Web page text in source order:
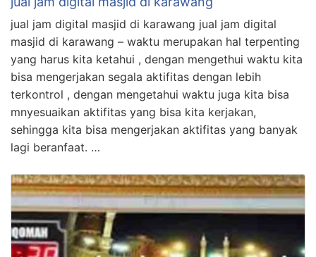
jual jam digital masjid di karawang jual jam digital
masjid di karawang – waktu merupakan hal terpenting
yang harus kita ketahui , dengan mengethui waktu kita
bisa mengerjakan segala aktifitas dengan lebih
terkontrol , dengan mengetahui waktu juga kita bisa
mnyesuaikan aktifitas yang bisa kita kerjakan,
sehingga kita bisa mengerjakan aktifitas yang banyak
lagi beranfaat. …